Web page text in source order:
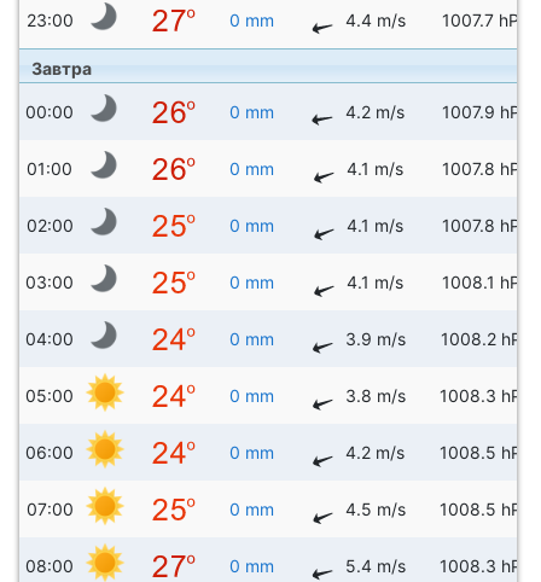
23:00 0 mm 4.4 m/s 1007.7 hPa
Завтра
00:00 0 mm 4.2 m/s 1007.9 hPa
01:00 0 mm 4.1 m/s 1007.8 hPa
02:00 0 mm 4.1 m/s 1007.8 hPa
03:00 0 mm 4.1 m/s 1008.1 hPa
04:00 0 mm 3.9 m/s 1008.2 hPa
05:00 0 mm 3.8 m/s 1008.3 hPa
06:00 0 mm 4.2 m/s 1008.5 hPa
07:00 0 mm 4.5 m/s 1008.5 hPa
08:00 0 mm 5.4 m/s 1008.3 hPa